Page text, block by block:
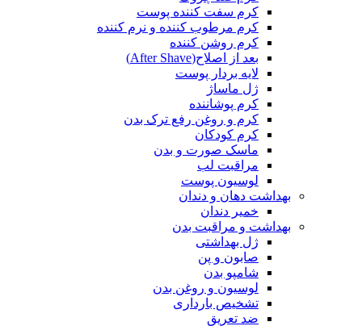
کرم سفت کننده پوست
کرم مرطوب کننده و نرم کننده
کرم روشن کننده
بعد از اصلاح(After Shave)
لایه بردار پوست
ژل ماساژ
کرم پوشاننده
کرم و روغن رفع ترک بدن
کرم کودکان
ماسک صورت و بدن
مراقبت لب
لوسیون پوست
بهداشت دهان و دندان
خمیر دندان
بهداشت و مراقبت بدن
ژل بهداشتی
صابون و پن
شامپو بدن
لوسیون و روغن بدن
تشخیص بارداری
ضد تعریق